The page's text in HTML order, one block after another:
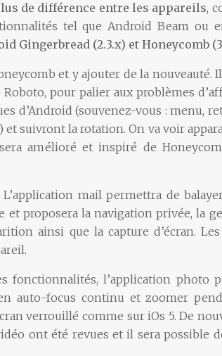
de différence entre les appareils,
tel que Android Beam ou
Gingerbread (2.3.x) et Honeycomb
et y ajouter de la nouveauté.
pour palier aux problèmes
d’Android (souvenez-vous : menu,
et suivront la rotation. On va voir
amélioré et inspiré de
mail permettra de
proposera la navigation privée, la
ainsi que la capture d’écran.
fonctionnalités, l’application
auto-focus continu et zoomer
verrouillé comme sur iOs 5. De
ont été revues et il sera possible